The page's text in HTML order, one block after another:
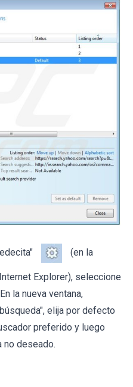
(en la
Explorer), seleccione
la nueva ventana,
elija por defecto
preferido y luego
no deseado.